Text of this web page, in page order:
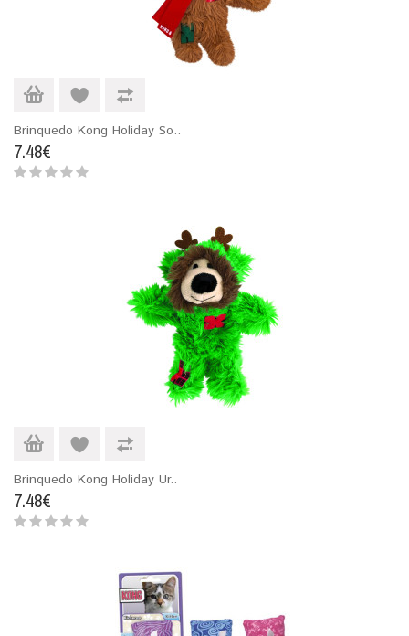
Brinquedo Kong Holiday So..
7.48€
Brinquedo Kong Holiday Ur..
7.48€